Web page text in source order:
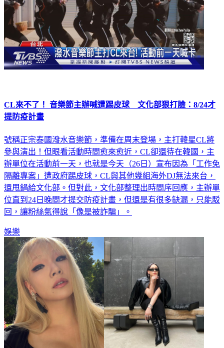
CL來不了！ 音樂節主辦喊遭踢皮球 文化部狠打臉：8/24才
提防疫計畫
號稱正宗泰國潑水音樂節，準備在周末登場，主打韓星CL將
參與演出！但眼看活動時間愈來愈近，CL卻還待在韓國，主
辦單位在活動前一天，也就是今天（26日）宣布因為「工作免
隔離專案」遭政府踢皮球，CL與其他幾組海外DJ無法來台，
還甩鍋給文化部。但對此，文化部整理出時間序回應，主辦單
位直到24日晚間才提交防疫計畫，但還是有很多缺漏，只能駁
回，讓粉絲氣得說「像是被詐騙」。
娛樂